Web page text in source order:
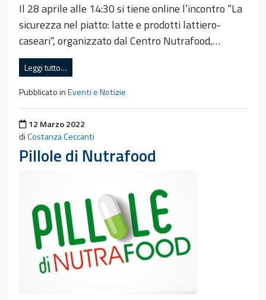
Il 28 aprile alle 14:30 si tiene online l’incontro “La
sicurezza nel piatto: latte e prodotti lattiero-
caseari“, organizzato dal Centro Nutrafood,…
Leggi tutto…
Pubblicato inEventi e Notizie
Pubblicato il
12 Marzo 2022
diCostanza Ceccanti
Pillole di Nutrafood